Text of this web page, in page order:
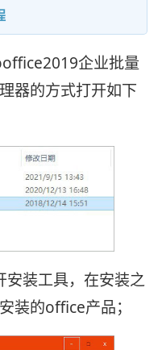
企业批量
器的方式打开如下
安装工具，在安装之
装的office产品；